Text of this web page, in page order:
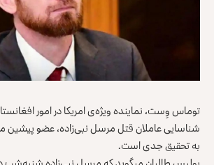
توماس وِست، نماینده‌ ویژه‌ی امریکا در امور
شناسایی عاملان قتل مرسل نبی‌زاده، عضو پیشین
به تحقیق جدی است.